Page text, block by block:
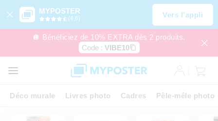
MYPOSTER
(4,6) Vers l’appli
🪩 Bénéficiez de 10% EXTRA dès 2 produits.
Code : VIBE10
Déco murale Livres photo Cadres Pêle-mêle photo